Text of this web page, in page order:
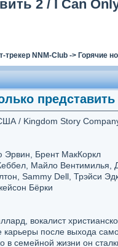
2 / I Can
трекер NNM-Club -> Горячие
представить
/ Kingdom Story
Эрвин, Брент МакКоркл
Майло Вентимилья,
Sammy Dell, Трэйси
Бёрки
вокалист
карьеры после выхода
в семейной жизни он